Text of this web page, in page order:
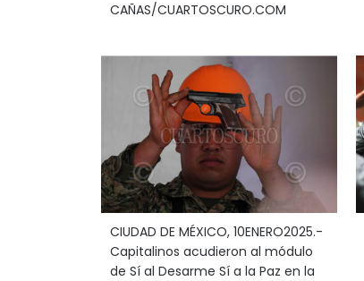
CAÑAS/CUARTOSCURO.COM
CIUDAD DE MÉXICO, 10ENERO2025.-
Capitalinos acudieron al módulo
de Sí al Desarme Sí a la Paz en la